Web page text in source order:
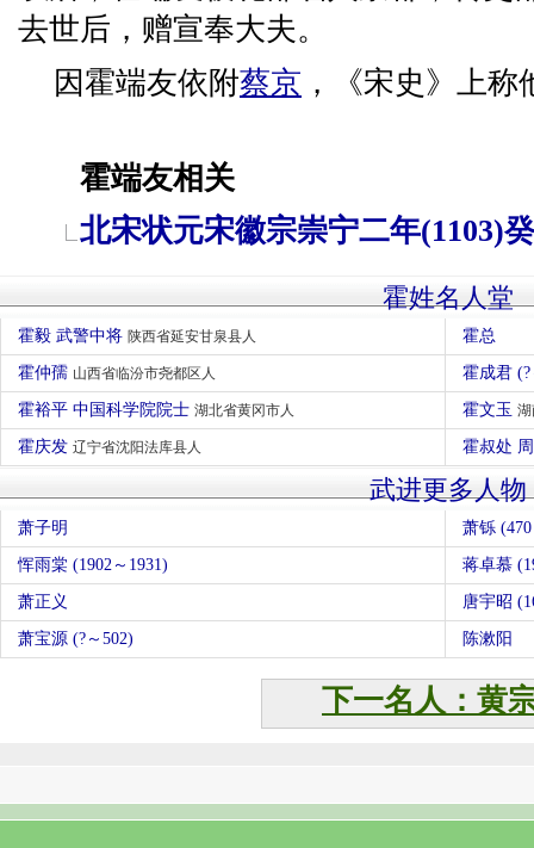
去世后，赠宣奉大夫。
因霍端友依附蔡京 ，《宋史》上称
霍端友相关
北宋状元宋徽宗崇宁二年(1103)
霍姓名人堂
霍毅 武警中将 陕西省延安甘泉县人 霍总
霍仲孺 山西省临汾市尧都区人 霍成君
霍裕平 中国科学院院士 湖北省黄冈市人 霍文玉
霍庆发 辽宁省沈阳法库县人 霍叔处
武进更多人物
萧子明 萧铄
恽雨棠 (1902～1931) 蒋卓慕
萧正义 唐宇昭
萧宝源 (?～502) 陈漱阳
下一名人：黄